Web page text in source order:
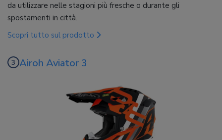
da utilizzare nelle stagioni più fresche o durante gli
spostamenti in città.
Scopri tutto sul prodotto
Airoh Aviator 3